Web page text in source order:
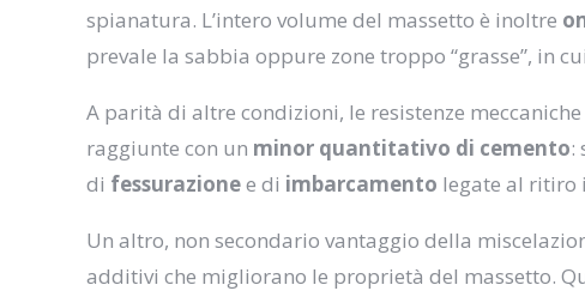
spianatura. L’intero volume del massetto è inoltre
prevale la sabbia oppure zone troppo “grasse”, in
A parità di altre condizioni, le resistenze
raggiunte con un minor quantitativo di cemento:
di fessurazionee di imbarcamento legate al ritiro
Un altro, non secondario vantaggio della
additivi che migliorano le proprietà del massetto.